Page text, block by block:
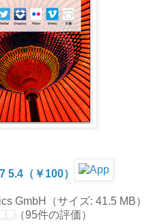
5.4（￥100）
GmbH（サイズ: 41.5 MB）
（95件の評価）